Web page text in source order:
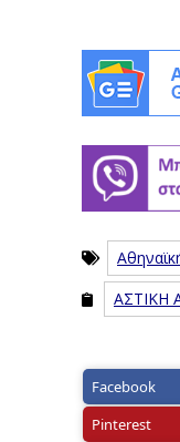
ΑΣΤΙΚΗ
Facebook
Pinterest